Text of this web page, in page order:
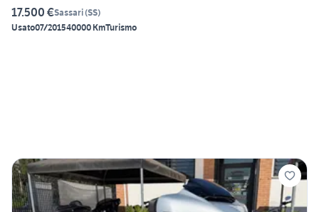
17.500 €Sassari(SS)
Usato07/201540000 KmTurismo